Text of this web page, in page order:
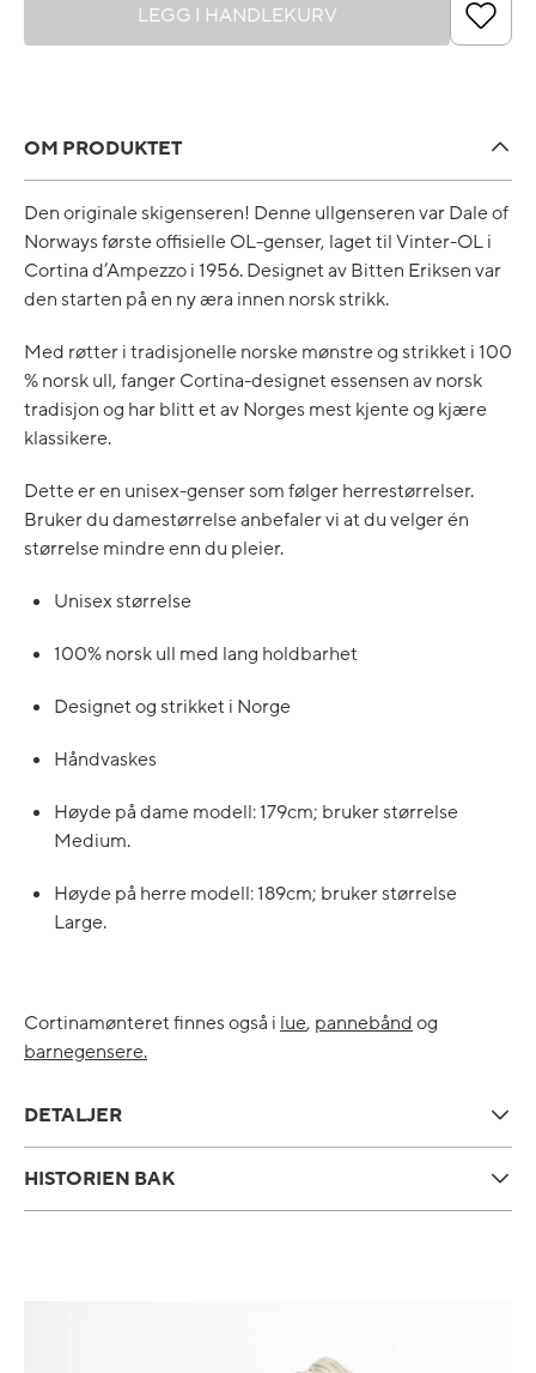
LEGG I HANDLEKURV
OM PRODUKTET
Den originale skigenseren! Denne ullgenseren var Dale of
Norways første offisielle OL-genser, laget til Vinter-OL i
Cortina d’Ampezzo i 1956. Designet av Bitten Eriksen var
den starten på en ny æra innen norsk strikk.
Med røtter i tradisjonelle norske mønstre og strikket i 100
% norsk ull, fanger Cortina-designet essensen av norsk
tradisjon og har blitt et av Norges mest kjente og kjære
klassikere.
Dette er en unisex-genser som følger herrestørrelser.
Bruker du damestørrelse anbefaler vi at du velger én
størrelse mindre enn du pleier.
Unisex størrelse
100% norsk ull med lang holdbarhet
Designet og strikket i Norge
Håndvaskes
Høyde på dame modell: 179cm; bruker størrelse
Medium.
Høyde på herre modell: 189cm; bruker størrelse
Large.
Cortinamønteret finnes også i lue, pannebåndog
barnegensere.
DETALJER
HISTORIEN BAK